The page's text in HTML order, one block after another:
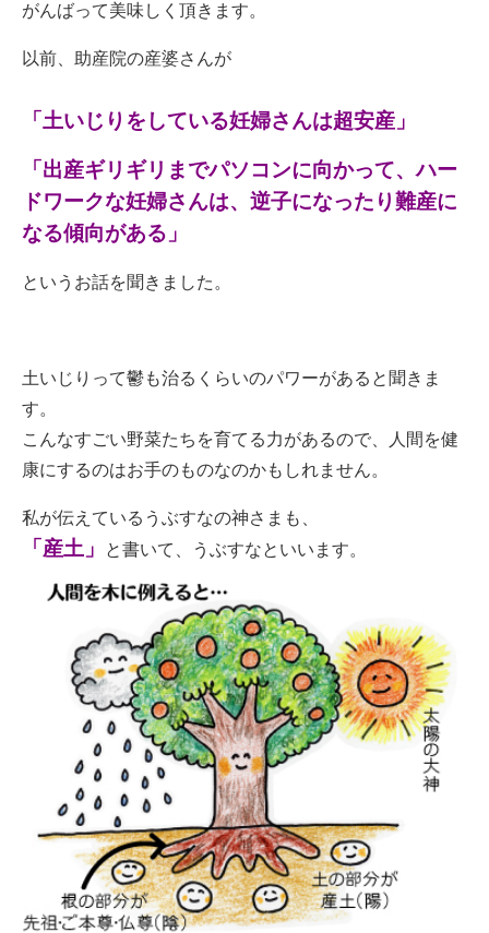
がんばって美味しく頂きます。
以前、助産院の産婆さんが
「土いじりをしている妊婦さんは超安産」
「出産ギリギリまでパソコンに向かって、ハー
ドワークな妊婦さんは、逆子になったり難産に
なる傾向がある」
というお話を聞きました。
土いじりって鬱も治るくらいのパワーがあると聞きま
す。
こんなすごい野菜たちを育てる力があるので、人間を健
康にするのはお手のものなのかもしれません。
私が伝えているうぶすなの神さまも、
「産土」 と書いて、うぶすなといいます。